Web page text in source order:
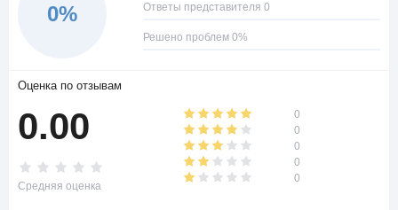
0% Ответы представителя 0
Решено проблем 0%
Оценка по отзывам
0.00
Средняя оценка
0
0
0
0
0